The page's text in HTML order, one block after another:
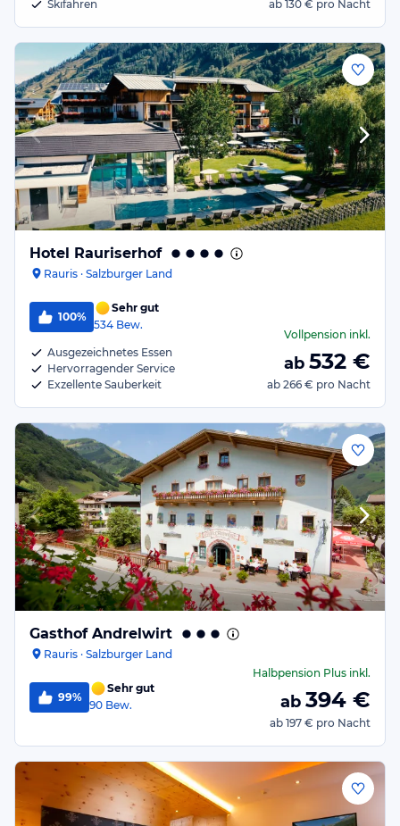
Skifahren
ab 130 € pro Nacht
Hotel Rauriserhof
Rauris · Salzburger Land
100%
Sehr gut
534 Bew.
Ausgezeichnetes Essen
Hervorragender Service
Exzellente Sauberkeit
Vollpension inkl.
ab 532 €
ab 266 € pro Nacht
Gasthof Andrelwirt
Rauris · Salzburger Land
99%
Sehr gut
90 Bew.
Halbpension Plus inkl.
ab 394 €
ab 197 € pro Nacht